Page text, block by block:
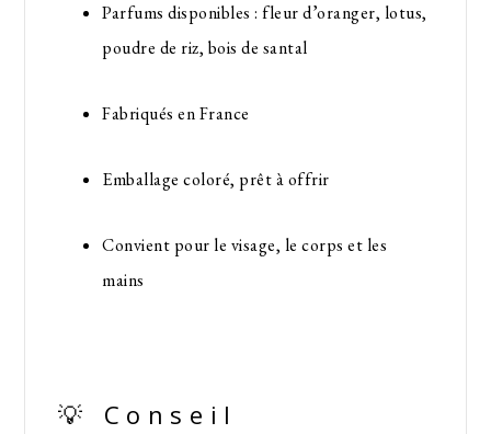
Parfums disponibles : fleur d’oranger, lotus,
poudre de riz, bois de santal
Fabriqués en France
Emballage coloré, prêt à offrir
Convient pour le visage, le corps et les
mains
💡 Conseil